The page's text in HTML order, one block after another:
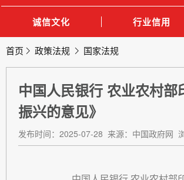
诚信文化 行业信用
首页 政策法规 国家法规
中国人民银行 农业农村
振兴的意见》
发布时间：2025-07-28 来源：中国政府网